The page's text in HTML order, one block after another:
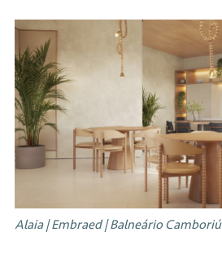
Alaia | Embraed | Balneário Camboriú